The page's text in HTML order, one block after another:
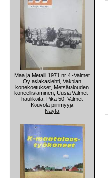
Maa ja Metalli 1971 nr 4 -Valmet
Oy asiakaslehti, Vakolan
konekoetukset, Metsätalouden
koneellistaminen, Uusia Valmet-
haulikoita, Pika 50, Valmet
Kouvola piirimyyjä
Näytä